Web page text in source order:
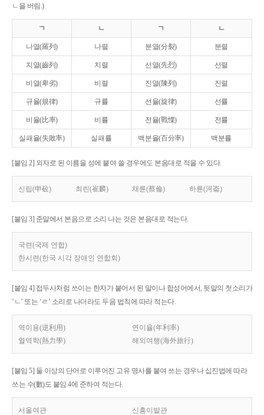
ㄴ을 버림.)
ㄱ ㄴ ㄱ ㄴ
나열(羅列) 나렬 분열(分裂) 분렬
치열(齒列) 치렬 선열(先烈) 선렬
비열(卑劣) 비렬 진열(陳列) 진렬
규율(規律) 규률 선율(旋律) 선률
비율(比率) 비률 전율(戰慄) 전률
실패율(失敗率) 실패률 백분율(百分率) 백분률
[붙임 2] 외자로 된 이름을 성에 붙여 쓸 경우에도 본음대로 적을 수 있다.
신립(申砬) 최린(崔麟) 채륜(蔡倫) 하륜(河崙)
[붙임 3] 준말에서 본음으로 소리 나는 것은 본음대로 적는다.
국련(국제 연합)
한시련(한국 시각 장애인 연합회)
[붙임 4] 접두사처럼 쓰이는 한자가 붙어서 된 말이나 합성어에서, 뒷말의 첫소리가
‘ㄴ’ 또는 ‘ㄹ’ 소리로 나더라도 두음 법칙에 따라 적는다.
역이용(逆利用)
연이율(年利率)
열역학(熱力學)
해외여행(海外旅行)
[붙임 5] 둘 이상의 단어로 이루어진 고유 명사를 붙여 쓰는 경우나 십진법에 따라
쓰는 수(數)도 붙임 4에 준하여 적는다.
서울여관 신흥이발관